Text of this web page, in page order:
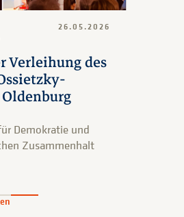
Verleihung des
26.05.2026
Demokratie und
Zusammenhalt